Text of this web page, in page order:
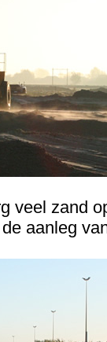
veel zand
aanleg